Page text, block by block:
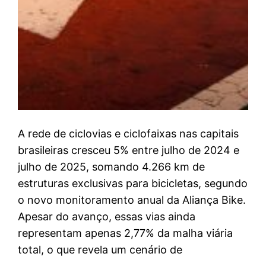
A rede de ciclovias e ciclofaixas nas capitais
brasileiras cresceu 5% entre julho de 2024 e
julho de 2025, somando 4.266 km de
estruturas exclusivas para bicicletas, segundo
o novo monitoramento anual da Aliança Bike.
Apesar do avanço, essas vias ainda
representam apenas 2,77% da malha viária
total, o que revela um cenário de